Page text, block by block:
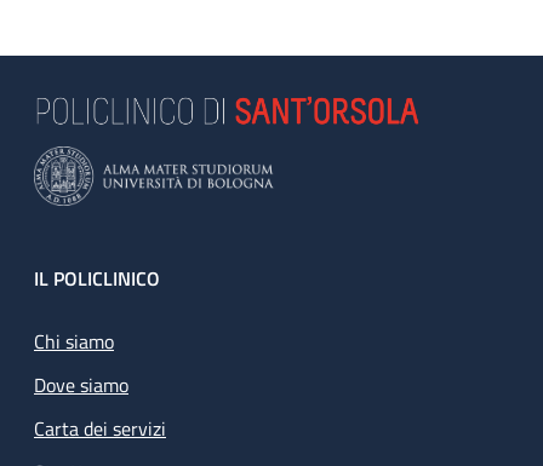
Footer
IL POLICLINICO
Chi siamo
Dove siamo
Carta dei servizi